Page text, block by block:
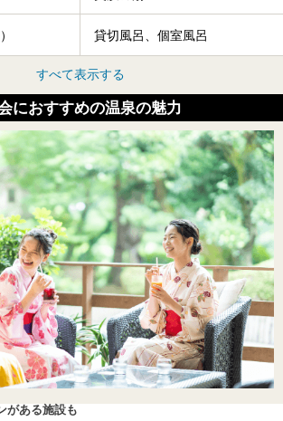
貸切風呂、個室風呂
すべて表示する
におすすめの温泉の魅力
がある施設も